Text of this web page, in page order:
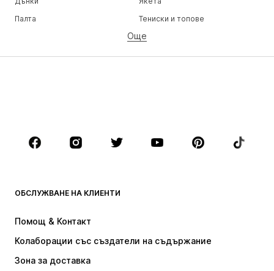
Палта
Тениски и топове
Бельо
Поли
Блузи и туники
Аксесоари
Premium
НОВО
Пуловери и Трикотаж
Бельо
Още
ОБСЛУЖВАНЕ НА КЛИЕНТИ
Помощ & Контакт
Колаборации със създатели на съдържание
Зона за доставка